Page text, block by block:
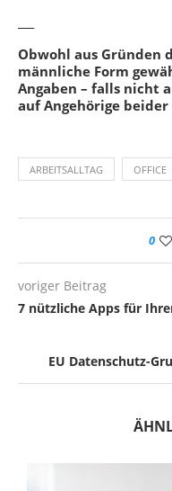
Obwohl aus Gründen
männliche Form
Angaben – falls nicht
auf Angehörige
ARBEITSALLTAG OFFICE
0
voriger Beitrag
7 nützliche Apps für
EU Datenschutz-